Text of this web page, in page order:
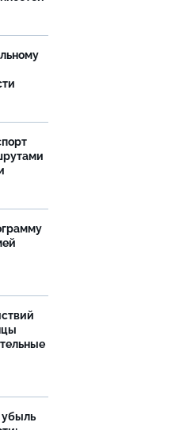
убыль